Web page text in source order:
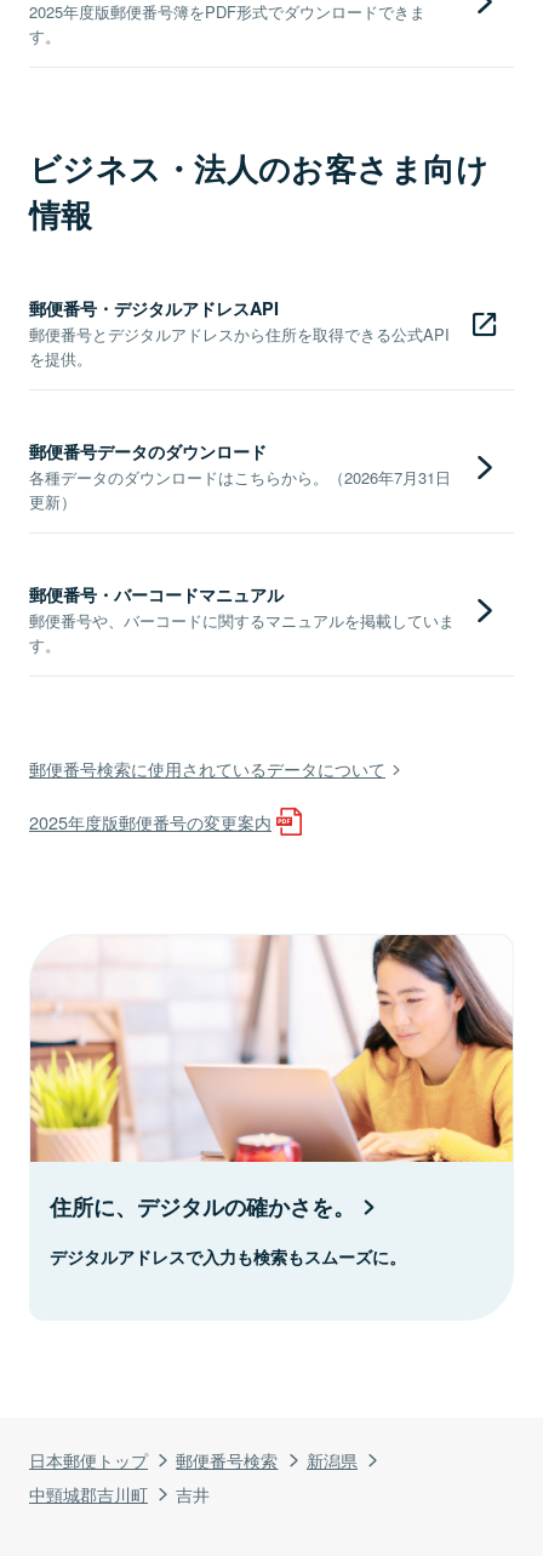
日本郵便トップ 郵便番号検索
新潟県
中頸城郡吉川町
吉井
2025年度版郵便番号簿をPDF形式でダウンロードできま
す。
ビジネス・法人のお客さま向け
情報
郵便番号・デジタルアドレスAPI
郵便番号とデジタルアドレスから住所を取得できる公式API
を提供。
郵便番号データのダウンロード
各種データのダウンロードはこちらから。（2026年7月31日
更新）
郵便番号・バーコードマニュアル
郵便番号や、バーコードに関するマニュアルを掲載していま
す。
郵便番号検索に使用されているデータについて
2025年度版郵便番号の変更案内
住所に、デジタルの確かさを。
デジタルアドレスで入力も検索もスムーズに。